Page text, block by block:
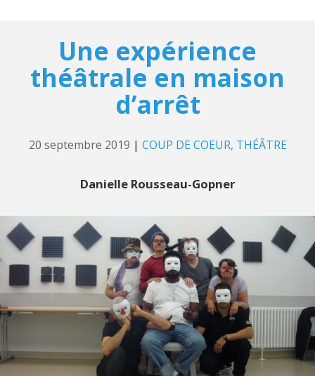
Une expérience
théâtrale en maison
d’arrêt
20 septembre 2019 | COUP DE COEUR THÉÂTRE
Danielle Rousseau-Gopner